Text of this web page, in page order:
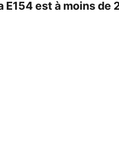
E154 est à moins